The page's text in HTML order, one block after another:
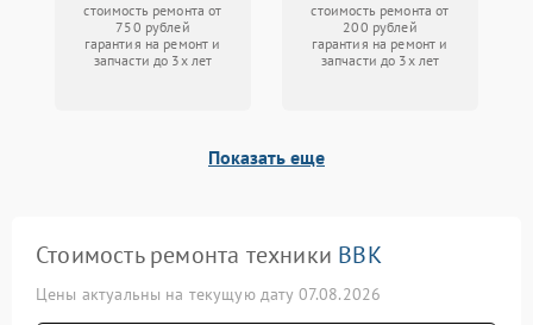
стоимость ремонта от
750 рублей
гарантия на ремонт и
запчасти до 3х лет
стоимость ремонта от
200 рублей
гарантия на ремонт и
запчасти до 3х лет
Показать еще
Стоимость ремонта техники BBK
Цены актуальны на текущую дату 07.08.2026